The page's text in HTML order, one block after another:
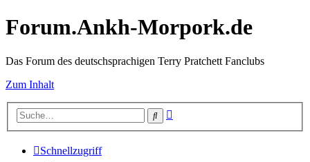
Forum.Ankh-Morpork.de
Das Forum des deutschsprachigen Terry Pratchett Fanclubs
Zum Inhalt
Suche
Schnellzugriff